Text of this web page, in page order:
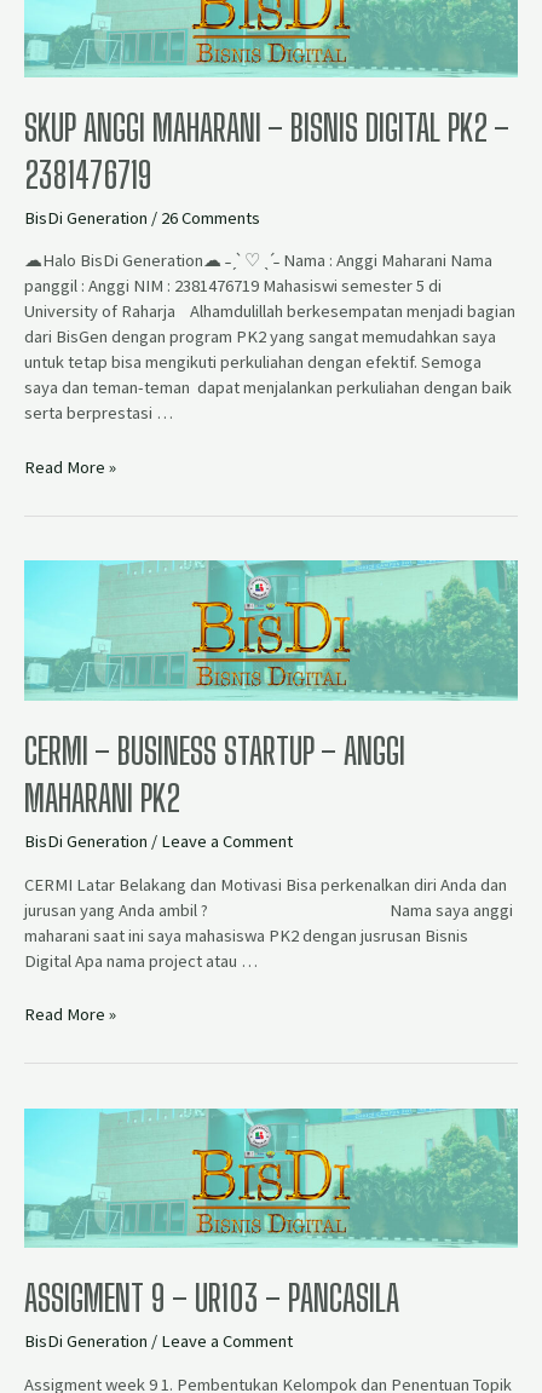
SKUP ANGGI MAHARANI – BISNIS DIGITAL PK2 –
2381476719
BisDi Generation / 26 Comments
☁Halo BisDi Generation☁ ˗ˏˋ ♡ ˎˊ˗ Nama : Anggi Maharani Nama
panggil : Anggi NIM : 2381476719 Mahasiswi semester 5 di
University of Raharja Alhamdulillah berkesempatan menjadi bagian
dari BisGen dengan program PK2 yang sangat memudahkan saya
untuk tetap bisa mengikuti perkuliahan dengan efektif. Semoga
saya dan teman-teman dapat menjalankan perkuliahan dengan baik
serta berprestasi …
Read More »
CERMI – BUSINESS STARTUP – ANGGI
MAHARANI PK2
BisDi Generation / Leave a Comment
CERMI Latar Belakang dan Motivasi Bisa perkenalkan diri Anda dan
jurusan yang Anda ambil ? Nama saya anggi
maharani saat ini saya mahasiswa PK2 dengan jusrusan Bisnis
Digital Apa nama project atau …
Read More »
ASSIGMENT 9 – UR103 – PANCASILA
BisDi Generation / Leave a Comment
Assigment week 9 1. Pembentukan Kelompok dan Penentuan Topik